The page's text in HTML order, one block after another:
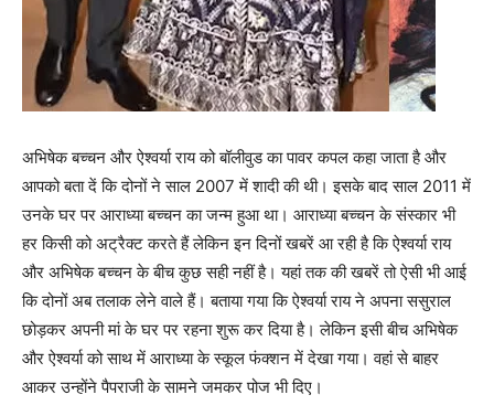
अभिषेक बच्चन और ऐश्वर्या राय को बॉलीवुड का पावर कपल कहा जाता है और
आपको बता दें कि दोनों ने साल 2007 में शादी की थी। इसके बाद साल 2011 में
उनके घर पर आराध्या बच्चन का जन्म हुआ था। आराध्या बच्चन के संस्कार भी
हर किसी को अट्रैक्ट करते हैं लेकिन इन दिनों खबरें आ रही है कि ऐश्वर्या राय
और अभिषेक बच्चन के बीच कुछ सही नहीं है। यहां तक की खबरें तो ऐसी भी आई
कि दोनों अब तलाक लेने वाले हैं। बताया गया कि ऐश्वर्या राय ने अपना ससुराल
छोड़कर अपनी मां के घर पर रहना शुरू कर दिया है। लेकिन इसी बीच अभिषेक
और ऐश्वर्या को साथ में आराध्या के स्कूल फंक्शन में देखा गया। वहां से बाहर
आकर उन्होंने पैपराजी के सामने जमकर पोज भी दिए।